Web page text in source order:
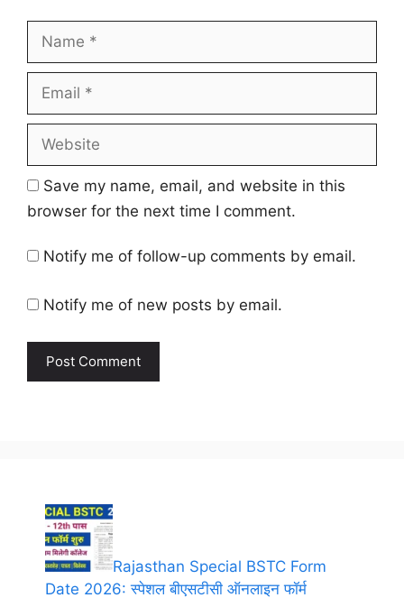
Save my name, email, and website in this
browser for the next time I comment.
Notify me of follow-up comments by email.
Notify me of new posts by email.
Rajasthan Special BSTC Form
Date 2026: स्पेशल बीएसटीसी ऑनलाइन फॉर्म